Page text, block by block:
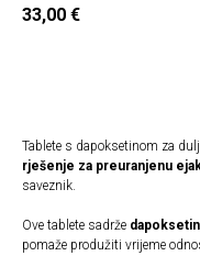
33,00 €
Tablete s dapoksetinom za
rješenje za preuranjenu
saveznik.
Ove tablete sadrže dapoksetin
pomaže produžiti vrijeme